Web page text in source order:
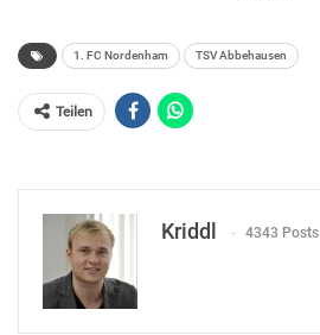
1. FC Nordenham TSV Abbehausen
Teilen
Kriddl 4343 Posts